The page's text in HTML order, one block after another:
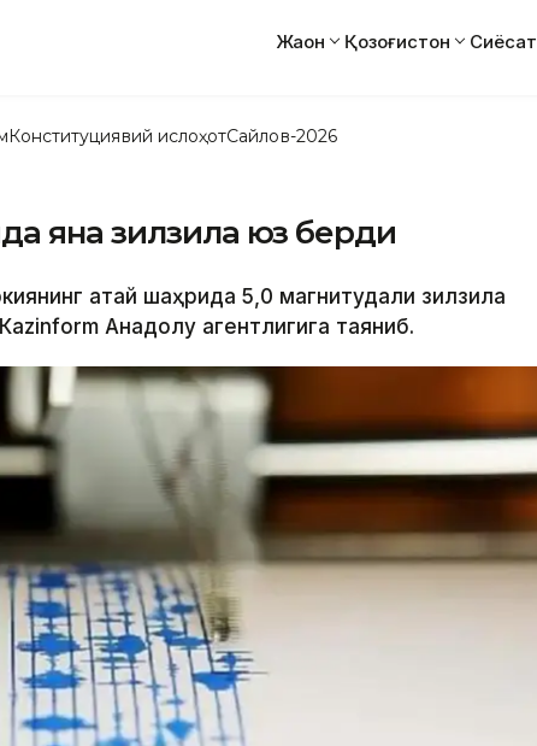
Жаҳон Қозоғистон Сиёсат
Конституциявий ислоҳотСайлов-2026
яна зилзила юз берди
Ҳатай шаҳрида 5,0 магнитудали зилзила
Анадолу агентлигига таяниб.